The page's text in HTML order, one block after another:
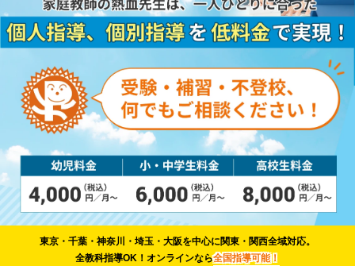
東京・千葉・神奈川・埼玉・大阪を中心に関東・関西全域対応。
全教科指導OK！オンラインなら全国指導可能！